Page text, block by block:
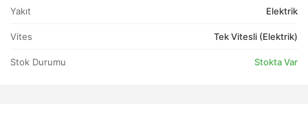
Yakıt Elektrik
Vites Tek Vitesli (Elektrik)
Stok Durumu Stokta Var